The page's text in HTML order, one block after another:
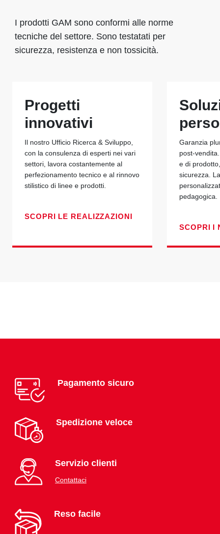
I prodotti GAM sono conformi alle norme
tecniche del settore. Sono testatati per
sicurezza, resistenza e non tossicità.
Progetti
innovativi
Il nostro Ufficio Ricerca & Sviluppo,
con la consulenza di esperti nei vari
settori, lavora costantemente al
perfezionamento tecnico e al rinnovo
stilistico di linee e prodotti.
SCOPRI LE REALIZZAZIONI
Garanzia
post-
e di
sicurezza.
pedagogica.
SCOPRI I
Pagamento sicuro
Spedizione veloce
Servizio clienti
Contattaci
Reso facile